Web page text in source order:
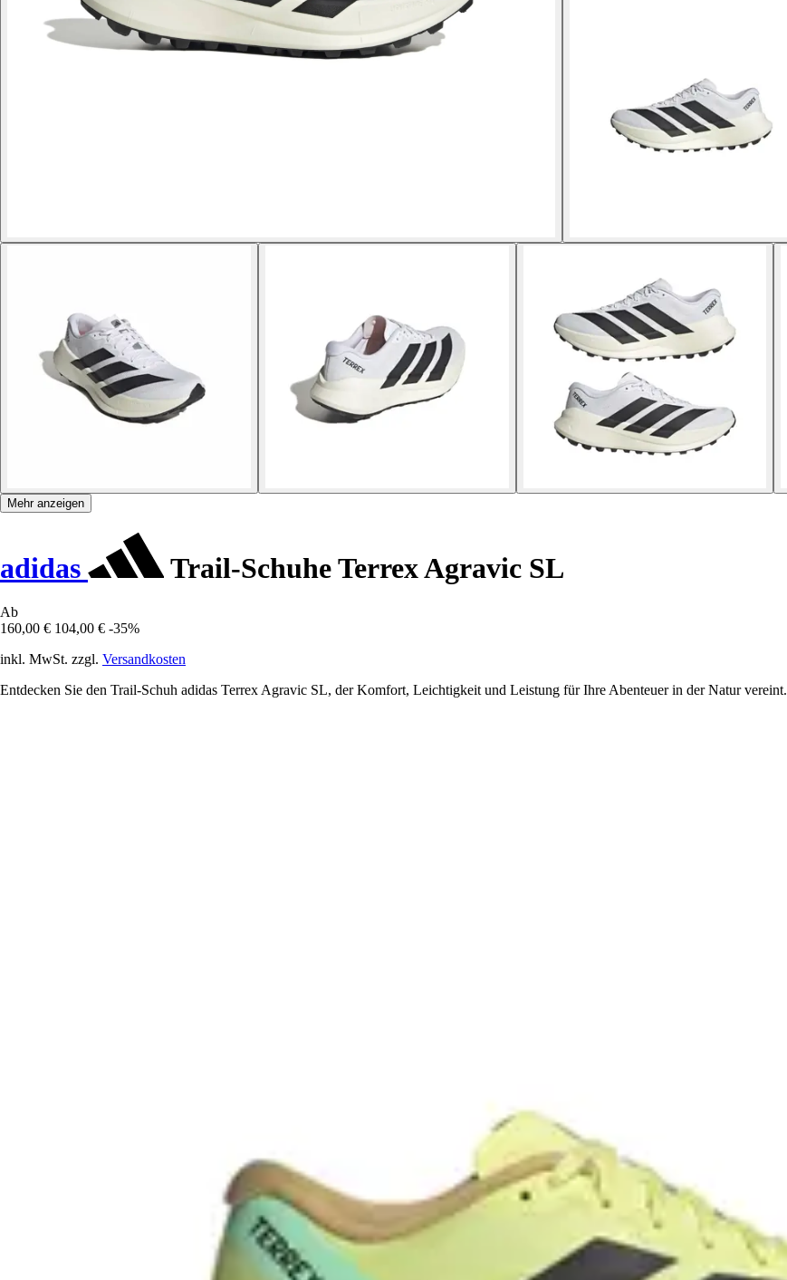
Mehr anzeigen
adidas Trail-Schuhe Terrex Agravic SL
Ab
160,00 € 104,00 € -35%
inkl. MwSt. zzgl. Versandkosten
Entdecken Sie den Trail-Schuh adidas Terrex Agravic SL, der Komfort, Leichtigkeit und Leistung für Ihre Abenteuer in der Natur vereint.